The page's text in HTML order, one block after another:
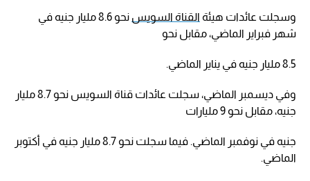
وسجلت عائدات هيئة القناة السويس
نحو 8.6 مليار جنيه في
شهر فبراير الماضي، مقابل نحو
8.5 مليار جنيه في يناير الماضي.
وفي ديسمبر الماضي، سجلت عائدات قناة السويس نحو 8.7 مليار
جنيه، مقابل نحو 9 مليارات
جنيه في نوفمبر الماضي. فيما سجلت نحو 8.7 مليار جنيه في أكتوبر
الماضي.